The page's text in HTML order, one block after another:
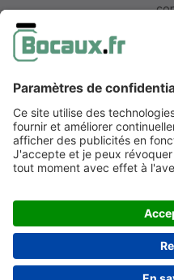
Information &
CGV avec
Déclaration de